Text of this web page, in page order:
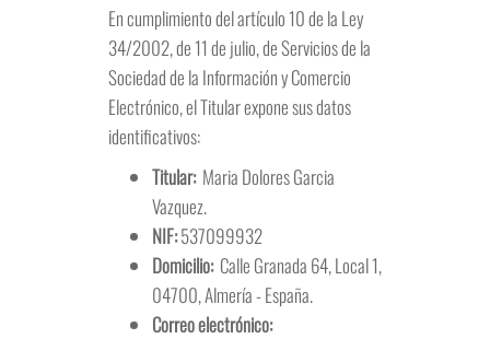
En cumplimiento del artículo 10 de la Ley
34/2002, de 11 de julio, de Servicios de la
Sociedad de la Información y Comercio
Electrónico, el Titular expone sus datos
identificativos:
Titular:Maria Dolores Garcia
Vazquez.
NIF:537099932
Domicilio:Calle Granada 64, Local 1,
04700, Almería - España.
Correo electrónico: